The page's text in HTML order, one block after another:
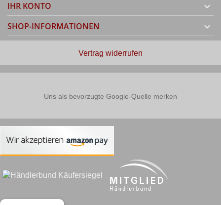
IHR KONTO 
SHOP-INFORMATIONEN 
Vertrag widerrufen
Uns als bevorzugte Google-Quelle merken